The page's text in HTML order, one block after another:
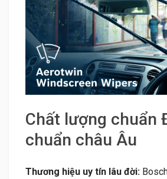
Chất lượng chuẩn
chuẩn châu Âu
Thương hiệu uy tín lâu đời: